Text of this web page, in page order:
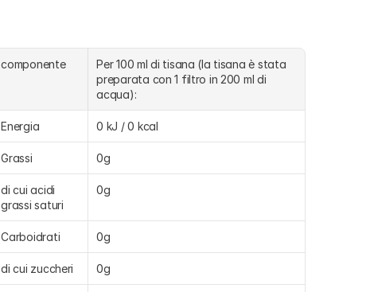
componente
Per 100 ml di tisana (la tisana è stata
preparata con 1 filtro in 200 ml di
acqua):
Energia 0 kJ / 0 kcal
Grassi 0g
di cui acidi
grassi saturi
0g
Carboidrati 0g
di cui zuccheri 0g